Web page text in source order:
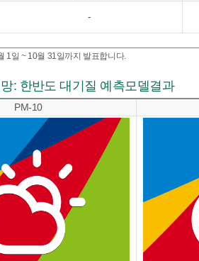
-
1일 ~ 10월 31일까지 발표합니다.
: 한반도 대기질 예측모델결과
PM-10